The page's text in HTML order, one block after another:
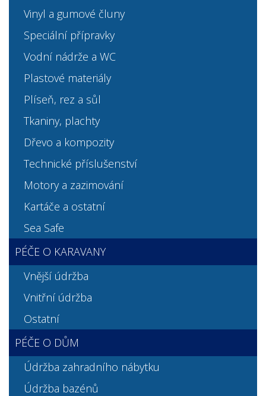
Vinyl a gumové čluny
Speciální přípravky
Vodní nádrže a WC
Plastové materiály
Plíseň, rez a sůl
Tkaniny, plachty
Dřevo a kompozity
Technické příslušenství
Motory a zazimování
Kartáče a ostatní
Sea Safe
PÉČE O KARAVANY
Vnější údržba
Vnitřní údržba
Ostatní
PÉČE O DŮM
Údržba zahradního nábytku
Údržba bazénů